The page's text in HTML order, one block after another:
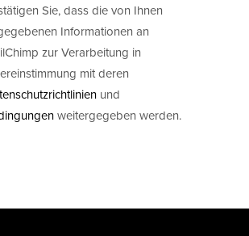
Sie, dass die von Ihnen
Informationen an
zur Verarbeitung in
mit deren
und
weitergegeben werden.